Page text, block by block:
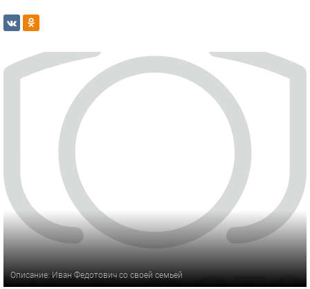
Описание: Иван Федотович со своей семьей